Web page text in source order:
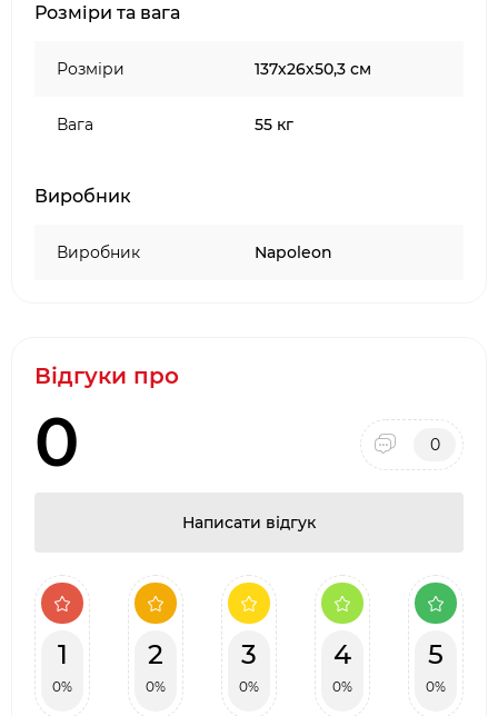
240 вольт);
та річкова галька), а також намистини з
аксесуар;
енергоспоживанням;
дистанційного керування або сенсорної
Розміри та вага
Розміри 137х26х50,3 см
Вага 55 кг
Виробник
Виробник Napoleon
Відгуки про
0 0
Написати відгук
1
0%
2
0%
3
0%
4
0%
5
0%